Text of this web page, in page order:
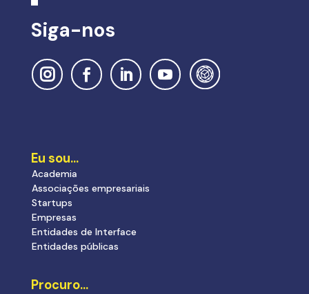
Siga-nos
Eu sou…
Academia
Associações empresariais
Startups
Empresas
Entidades de Interface
Entidades públicas
Procuro…